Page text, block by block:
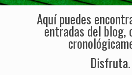
Aquí puedes
entradas del blog,
Disfruta.